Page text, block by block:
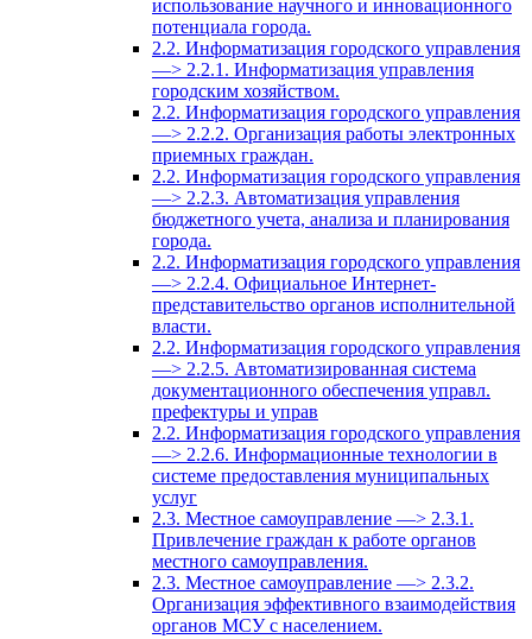
использование научного и инновационного
потенциала города.
2.2. Информатизация городского управления
—> 2.2.1. Информатизация управления
городским хозяйством.
2.2. Информатизация городского управления
—> 2.2.2. Организация работы электронных
приемных граждан.
2.2. Информатизация городского управления
—> 2.2.3. Автоматизация управления
бюджетного учета, анализа и планирования
города.
2.2. Информатизация городского управления
—> 2.2.4. Официальное Интернет-
представительство органов исполнительной
власти.
2.2. Информатизация городского управления
—> 2.2.5. Автоматизированная система
документационного обеспечения управл.
префектуры и управ
2.2. Информатизация городского управления
—> 2.2.6. Информационные технологии в
системе предоставления муниципальных
услуг
2.3. Местное самоуправление —> 2.3.1.
Привлечение граждан к работе органов
местного самоуправления.
2.3. Местное самоуправление —> 2.3.2.
Организация эффективного взаимодействия
органов МСУ с населением.